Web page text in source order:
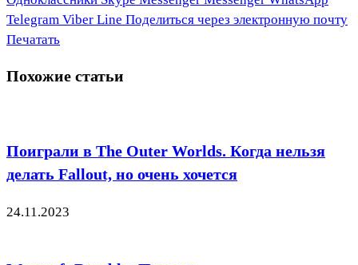
Telegram Viber Line Поделиться через электронную почту
Печатать
Похожие статьи
Поиграли в The Outer Worlds. Когда нельзя
делать Fallout, но очень хочется
24.11.2023